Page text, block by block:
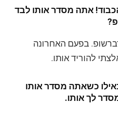
אתה מסדר אותו לבד
בפעם האחרונה
להוריד אותו.
כשאתה מסדר אותו
לך אותו.